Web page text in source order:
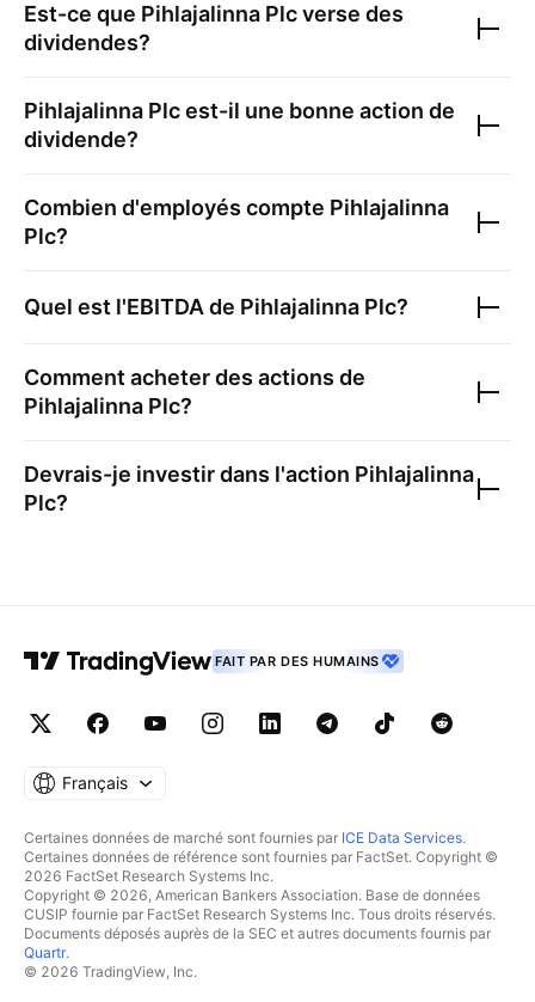
Est-ce que Pihlajalinna Plcverse des
dividendes?
Pihlajalinna Plcest-il une bonne action de
dividende?
Combien d'employés compte Pihlajalinna
Plc?
Quel est l'EBITDA de Pihlajalinna Plc?
Comment acheter des actions de
Pihlajalinna Plc?
Devrais-je investir dans l'action Pihlajalinna
Plc?
FAIT PAR DES HUMAINS
Français
Certaines données de marché sont fournies par ICE Data Services.
Certaines données de référence sont fournies par FactSet. Copyright ©
2026 FactSet Research Systems Inc.
Copyright © 2026, American Bankers Association. Base de données
CUSIP fournie par FactSet Research Systems Inc. Tous droits réservés.
Documents déposés auprès de la SEC et autres documents fournis par
Quartr.
© 2026 TradingView, Inc.